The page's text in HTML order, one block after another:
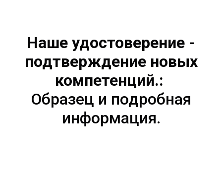
Наше удостоверение -
подтверждение новых
компетенций.:
Образец и подробная
информация.